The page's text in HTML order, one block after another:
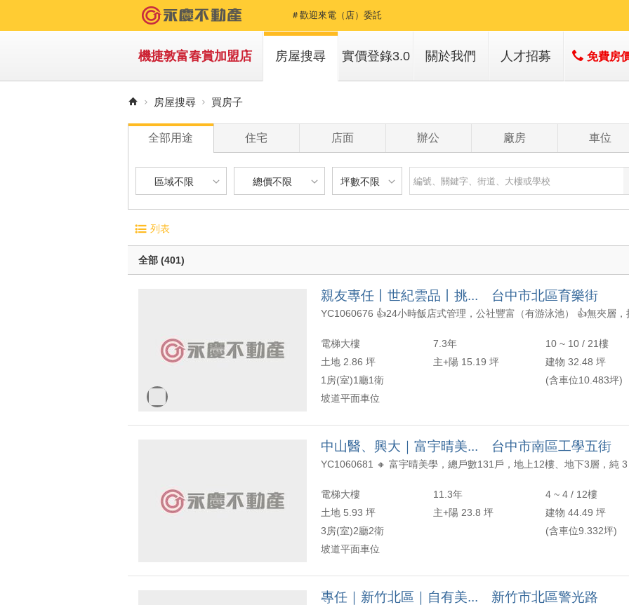
＃歡迎來電（店）委託
賀!種籽團隊今年已賀成交414件,歡迎屋主委託!
賀！種籽團隊已賀成交【機捷&12單】314件，歡迎委託！
機捷敦富春賞加盟店 房屋搜尋 實價登錄3.0 關於我們
經營績效
服務項目
人才招募 免費房
房屋搜尋 買房子
全部用途 住宅 店面 辦公 廠房 車位
區域不限
台中市-北屯區
台中市-太平區
台中市-南區
台中市-東區
台中市-新社區
總價不限
500 萬以下
500 萬 - 1000 萬
1000 萬 - 1500 萬
2000 萬 - 2500 萬
- 萬
坪數不限
坪數不限
20 坪以下
20 坪 - 30 坪
40 坪 - 50 坪
- 坪
電梯大廈
無電梯公寓
透天別墅
有無障礙空間
5 年 - 10 年
10 年 - 20 年
20 年 - 30 年
年
2 - 6 樓
7 - 12 樓
13 樓以上
- 樓
3 房
4 房
5 房以上
-
列表
全部 (401)
親友專任丨世紀雲品丨挑... 台中市北區育樂街
電梯大樓 7.3年
10 ~ 10 / 21樓
土地 2.86 坪
主+陽 15.19 坪
建物 32.48 坪
1房(室)1廳1衛
(含車位10.483坪)
坡道平面車位
中山醫、興大｜富宇晴美... 台中市南區工學五街
電梯大樓 11.3年
4 ~ 4 / 12樓
土地 5.93 坪
主+陽 23.8 坪
建物 44.49 坪
3房(室)2廳2衛
(含車位9.332坪)
坡道平面車位
專任｜新竹北區｜自有美... 新竹市北區警光路